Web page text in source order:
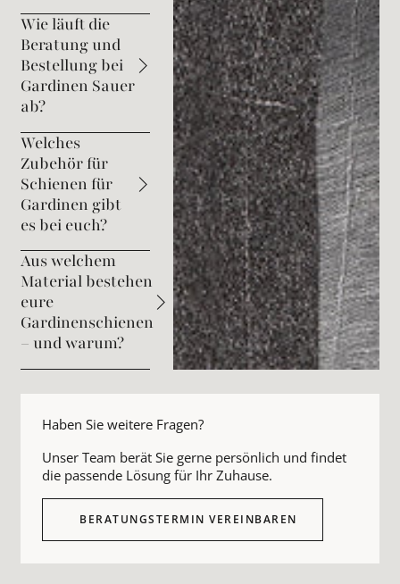
Wie läuft die
Beratung und
Bestellung bei
Gardinen Sauer
ab?
Welches
Zubehör für
Schienen für
Gardinen gibt
es bei euch?
Aus welchem
Material bestehen
eure
Gardinenschienen
– und warum?
Haben Sie weitere Fragen?
Unser Team berät Sie gerne persönlich und findet
die passende Lösung für Ihr Zuhause.
BERATUNGSTERMIN VEREINBAREN